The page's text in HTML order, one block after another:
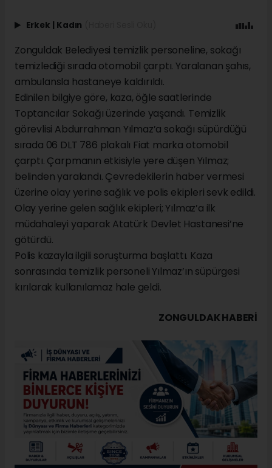
Erkek | Kadın
Zonguldak Belediyesi temizlik personeline, sokağı
temizlediği sırada otomobil çarptı. Yaralanan şahıs,
ambulansla hastaneye kaldırıldı.
Edinilen bilgiye göre, kaza, öğle saatlerinde
Toptancılar Sokağı üzerinde yaşandı. Temizlik
görevlisi Abdurrahman Yılmaz’a sokağı süpürdüğü
sırada 06 DLT 786 plakalı Fiat marka otomobil
çarptı. Çarpmanın etkisiyle yere düşen Yılmaz;
belinden yaralandı. Çevredekilerin haber vermesi
üzerine olay yerine sağlık ve polis ekipleri sevk edildi.
Olay yerine gelen sağlık ekipleri; Yılmaz’a ilk
müdahaleyi yaparak Atatürk Devlet Hastanesi’ne
götürdü.
Polis kazayla ilgili soruşturma başlattı. Kaza
sonrasında temizlik personeli Yılmaz’ın süpürgesi
kırılarak kullanılamaz hale geldi.
ZONGULDAK HABERİ